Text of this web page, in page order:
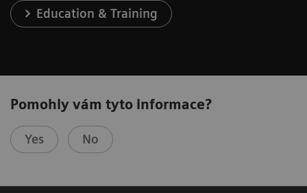
Education & Training
Pomohly vám tyto informace?
Yes No